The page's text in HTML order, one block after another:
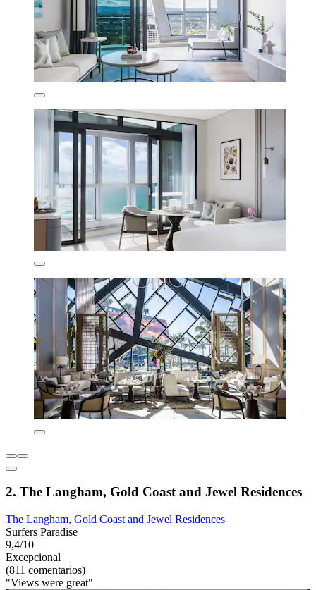
2. The Langham, Gold Coast and Jewel Residences
The Langham, Gold Coast and Jewel Residences
Surfers Paradise
9,4/10
Excepcional
(811 comentarios)
"Views were great"